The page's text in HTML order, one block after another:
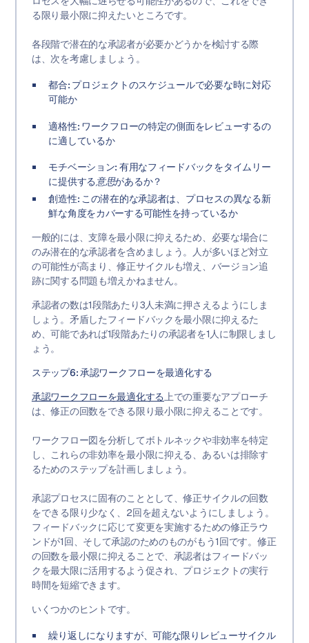
る限り最小限に抑えたいところです。
各段階で潜在的な承認者が必要かどうかを検討する際
は、次を考慮しましょう。
都合: プロジェクトのスケジュールで必要な時に対応
可能か
適格性: ワークフローの特定の側面をレビューするの
に適しているか
モチベーション: 有用なフィードバックをタイムリー
に提供する意思があるか？
創造性: この潜在的な承認者は、プロセスの異なる新
鮮な角度をカバーする可能性を持っているか
一般的には、支障を最小限に抑えるため、必要な場合に
のみ潜在的な承認者を含めましょう。人が多いほど対立
の可能性が高まり、修正サイクルも増え、バージョン追
跡に関する問題も増えかねません。
承認者の数は1段階あたり3人未満に押さえるようにしま
しょう。矛盾したフィードバックを最小限に抑えるた
め、可能であれば1段階あたりの承認者を1人に制限しまし
ょう。
ステップ6: 承認ワークフローを最適化する
承認ワークフローを最適化する 上での重要なアプローチ
は、修正の回数をできる限り最小限に抑えることです。
ワークフロー図を分析してボトルネックや非効率を特定
し、これらの非効率を最小限に抑える、あるいは排除す
るためのステップを計画しましょう。
承認プロセスに固有のこととして、修正サイクルの回数
をできる限り少なく、2回を超えないようにしましょう。
フィードバックに応じて変更を実施するための修正ラウ
ンドが1回、そして承認のためのものがもう1回です。修正
の回数を最小限に抑えることで、承認者はフィードバッ
クを最大限に活用するよう促され、プロジェクトの実行
時間を短縮できます。
いくつかのヒントです。
繰り返しになりますが、可能な限りレビューサイクル